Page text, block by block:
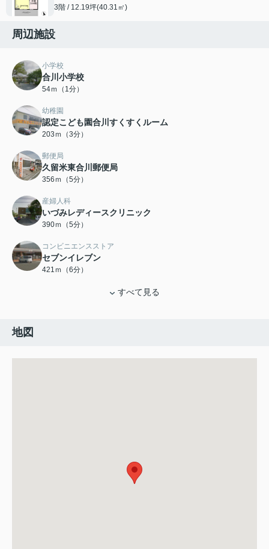
3階 / 12.19坪(40.31㎡)
周辺施設
小学校
合川小学校
54ｍ（1分）
幼稚園
認定こども園合川すくすくルーム
203ｍ（3分）
郵便局
久留米東合川郵便局
356ｍ（5分）
産婦人科
いづみレディースクリニック
390ｍ（5分）
コンビニエンスストア
セブンイレブン
421ｍ（6分）
すべて見る
地図